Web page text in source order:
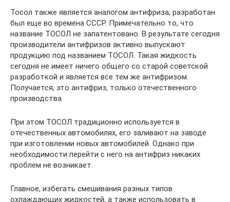
Тосол также является аналогом антифриза, разработан
был еще во времена СССР. Примечательно то, что
название ТОСОЛ не запатентовано. В результате сегодня
производители антифризов активно выпускают
продукцию под названием ТОСОЛ. Такая жидкость
сегодня не имеет ничего общего со старой советской
разработкой и является все тем же антифризом.
Получается, это антифриз, только отечественного
производства.
При этом ТОСОЛ традиционно используется в
отечественных автомобилях, его заливают на заводе
при изготовлении новых автомобилей. Однако при
необходимости перейти с него на антифриз никаких
проблем не возникает.
Главное, избегать смешивания разных типов
охлаждающих жидкостей, а также использовать в